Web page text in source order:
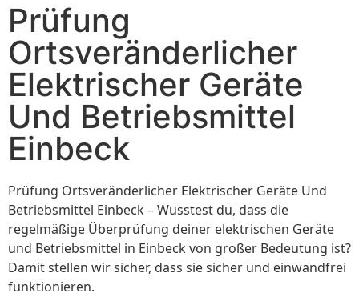
Prüfung
Ortsveränderlicher
Elektrischer Geräte
Und Betriebsmittel
Einbeck
Prüfung Ortsveränderlicher Elektrischer Geräte Und
Betriebsmittel Einbeck – Wusstest du, dass die
regelmäßige Überprüfung deiner elektrischen Geräte
und Betriebsmittel in Einbeck von großer Bedeutung ist?
Damit stellen wir sicher, dass sie sicher und einwandfrei
funktionieren.